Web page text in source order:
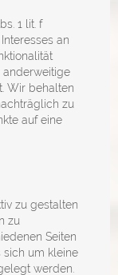
1 lit. f
an
anderweitige
Wir behalten
zu
auf eine
zu gestalten
zu
Seiten
sich um kleine
werden.